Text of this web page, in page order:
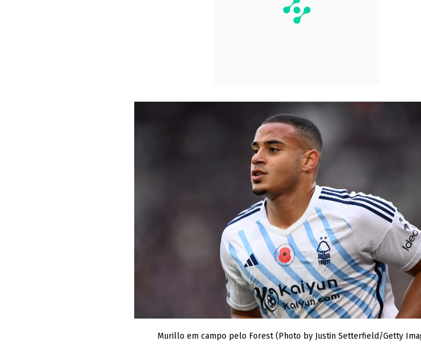
Murillo em campo pelo Forest (Photo by Justin Setterfield/Getty